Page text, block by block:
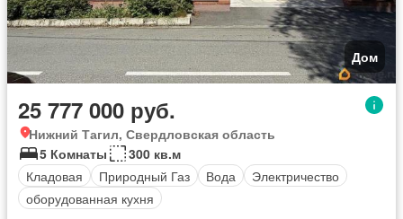
Дом
25 777 000 руб.
Нижний Тагил, Свердловская область
5 Комнаты
300 кв.м
Кладовая
Природный Газ Вода
Электричество
оборудованная кухня